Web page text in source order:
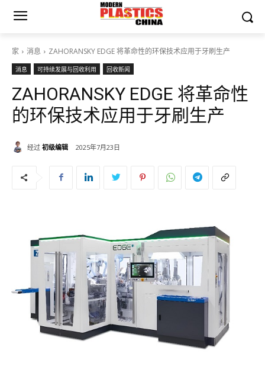
家 消息 ZAHORANSKY EDGE 将革命性的环保技术应用于牙刷生产
消息 可持续发展与回收利用 回收新闻
ZAHORANSKY EDGE 将革命性
的环保技术应用于牙刷生产
经过 初级编辑 2025年7月23日